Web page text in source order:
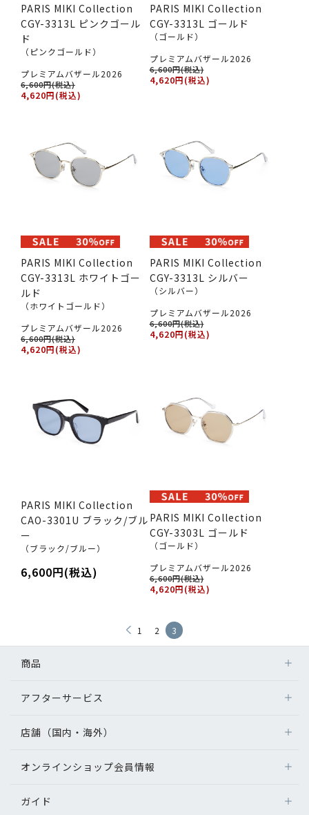
PARIS MIKI Collection
CGY-3313L ピンクゴール
ド
（ピンクゴールド）
プレミアムバザール2026
6,600円(税込)
4,620円(税込)
PARIS MIKI Collection
CGY-3313L ゴールド
（ゴールド）
プレミアムバザール2026
6,600円(税込)
4,620円(税込)
PARIS MIKI Collection
CGY-3313L ホワイトゴー
ルド
（ホワイトゴールド）
プレミアムバザール2026
6,600円(税込)
4,620円(税込)
PARIS MIKI Collection
CGY-3313L シルバー
（シルバー）
プレミアムバザール2026
6,600円(税込)
4,620円(税込)
PARIS MIKI Collection
CAO-3301U ブラック/ブル
ー
（ブラック/ブルー）
6,600円(税込)
PARIS MIKI Collection
CGY-3303L ゴールド
（ゴールド）
プレミアムバザール2026
6,600円(税込)
4,620円(税込)
1 2 3
商品
アフターサービス
店舗（国内・海外）
オンラインショップ会員情報
ガイド